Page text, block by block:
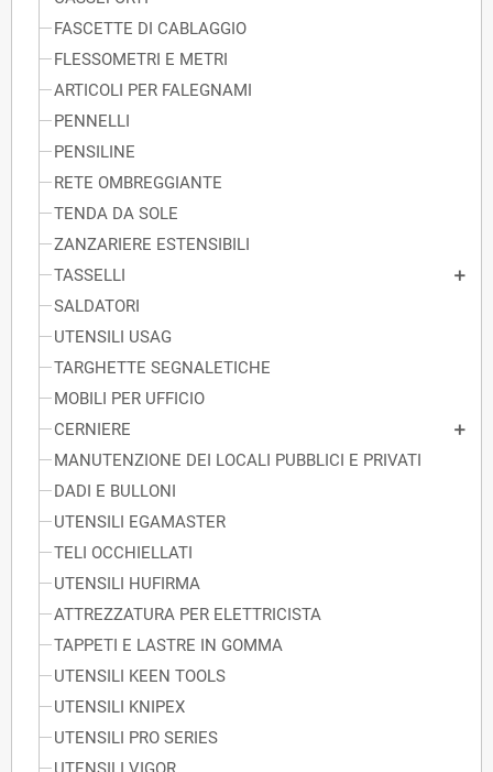
FASCETTE DI CABLAGGIO
FLESSOMETRI E METRI
ARTICOLI PER FALEGNAMI
PENNELLI
PENSILINE
RETE OMBREGGIANTE
TENDA DA SOLE
ZANZARIERE ESTENSIBILI
TASSELLI
SALDATORI
UTENSILI USAG
TARGHETTE SEGNALETICHE
MOBILI PER UFFICIO
CERNIERE
MANUTENZIONE DEI LOCALI PUBBLICI E PRIVATI
DADI E BULLONI
UTENSILI EGAMASTER
TELI OCCHIELLATI
UTENSILI HUFIRMA
ATTREZZATURA PER ELETTRICISTA
TAPPETI E LASTRE IN GOMMA
UTENSILI KEEN TOOLS
UTENSILI KNIPEX
UTENSILI PRO SERIES